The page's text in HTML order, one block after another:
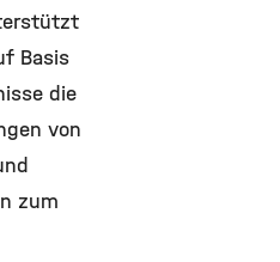
Basis
die
von
zum